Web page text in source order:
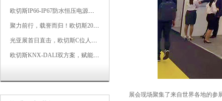
欧切斯IP66-IP67防水恒压电源，无惧风雨，智稳如一
聚力前行，载誉而归！欧切斯2026光亚展完美收官
光亚展首日直击，欧切斯C位人气爆棚-双奖加冕，实力再出圈
欧切斯KNX-DALI双方案，赋能广州有马空间日式轻奢静谧之光
展会现场聚集了来自世界各地的参展